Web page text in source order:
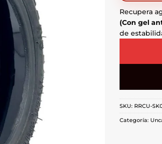
Recupera
(Con gel
de
SKU: RRCU-
Categoría: